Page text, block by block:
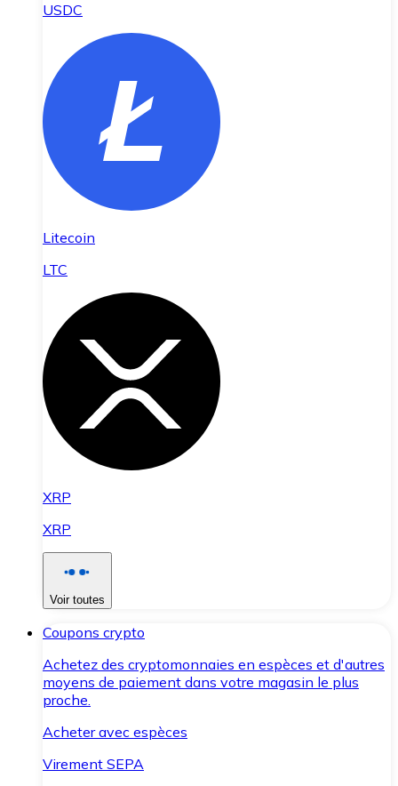
USDC
Litecoin
LTC
XRP
XRP
Voir toutes
Coupons crypto
Achetez des cryptomonnaies en espèces et d'autres
moyens de paiement dans votre magasin le plus
proche.
Acheter avec espèces
Virement SEPA